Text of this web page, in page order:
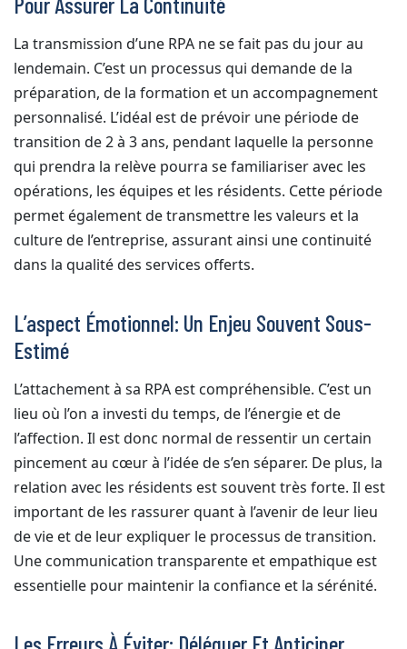
La transmission d’une RPA ne se fait pas du jour au
lendemain. C’est un processus qui demande de la
préparation, de la formation et un accompagnement
personnalisé. L’idéal est de prévoir une période de
transition de 2 à 3 ans, pendant laquelle la personne
qui prendra la relève pourra se familiariser avec les
opérations, les équipes et les résidents. Cette période
permet également de transmettre les valeurs et la
culture de l’entreprise, assurant ainsi une continuité
dans la qualité des services offerts.
L’aspect Émotionnel: Un Enjeu Souvent Sous-
Estimé
L’attachement à sa RPA est compréhensible. C’est un
lieu où l’on a investi du temps, de l’énergie et de
l’affection. Il est donc normal de ressentir un certain
pincement au cœur à l’idée de s’en séparer. De plus, la
relation avec les résidents est souvent très forte. Il est
important de les rassurer quant à l’avenir de leur lieu
de vie et de leur expliquer le processus de transition.
Une communication transparente et empathique est
essentielle pour maintenir la confiance et la sérénité.
Les Erreurs À Éviter: Déléguer Et Anticiper